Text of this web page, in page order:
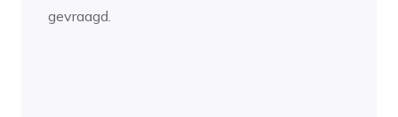
gevraagd.